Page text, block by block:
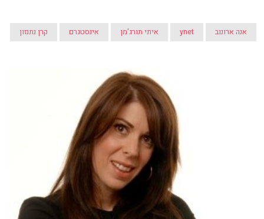
אנה ארונוב ynet איתי תורג'מן אינסטגרם קרן נתנזון